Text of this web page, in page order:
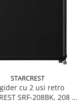
STARCREST
cu 2 usi retro
SRF-208BK, 208 L,